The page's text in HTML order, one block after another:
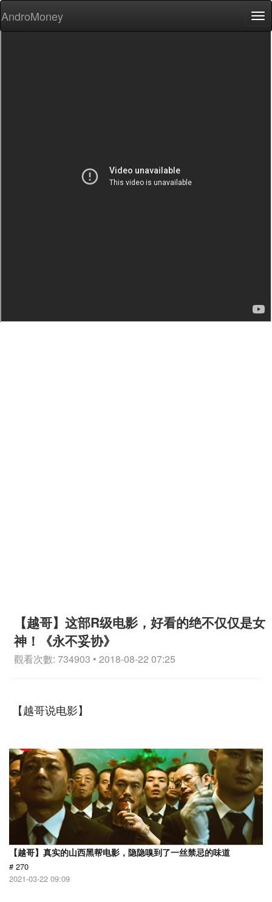
AndroMoney
【越哥】这部R级电影，好看的绝不仅仅是女
神！《永不妥协》
觀看次數: 734903 • 2018-08-22 07:25
【越哥说电影】
【越哥】真实的山西黑帮电影，隐隐嗅到了一丝禁忌的味道
# 270
2021-03-22 09:09